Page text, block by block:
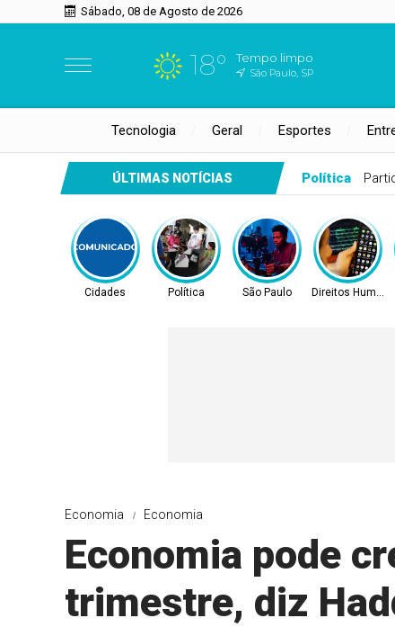
Sábado, 08 de Agosto de 2026
18° Tempo limpo
São Paulo, SP
Tecnologia Geral Esportes
ÚLTIMAS NOTÍCIAS
Municipal leva ações da assistência social e Programa
Cidades Política São Paulo Direitos Humanos
Economia Economia
Economia pode
trimestre, diz